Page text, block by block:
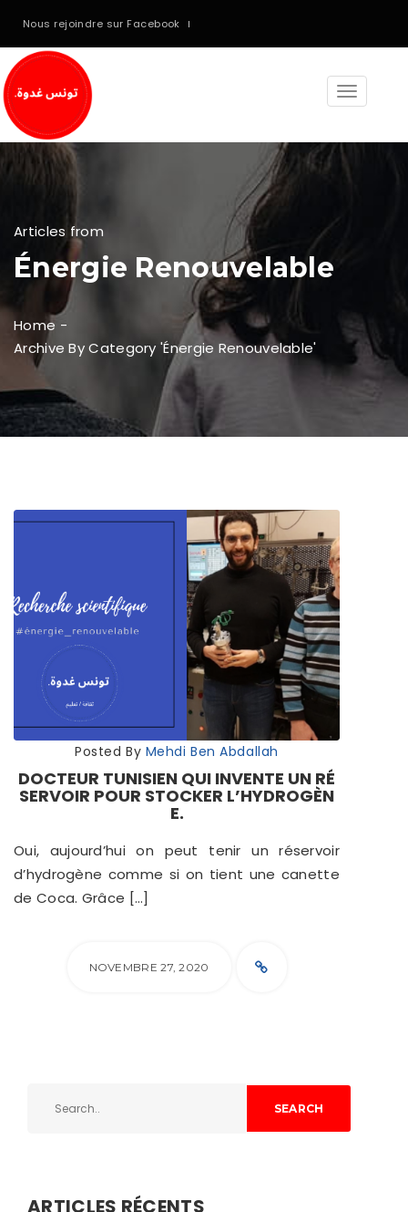
Nous rejoindre sur Facebook
Toggle
Articles from
Énergie Renouvelable
Home -
Archive By Category 'énergie Renouvelable'
Posted By Mehdi Ben Abdallah
DOCTEUR TUNISIEN QUI INVENTE UN RÉ
SERVOIR POUR STOCKER L’HYDROGÈN
E.
Oui, aujourd’hui on peut tenir un réservoir
d’hydrogène comme si on tient une canette
de Coca. Grâce […]
NOVEMBRE 27, 2020
SEARCH
ARTICLES RÉCENTS